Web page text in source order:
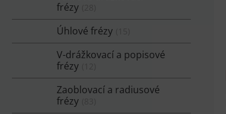
frézy
Úhlové frézy
V-drážkovací a popisové
frézy
Zaoblovací a radiusové
frézy